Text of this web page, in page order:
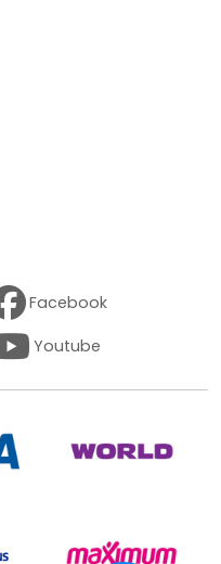
Facebook
Youtube